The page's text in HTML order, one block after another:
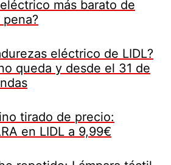
más barato de
pena?
eléctrico de LIDL?
queda y desde el 31 de
tirado de precio:
en LIDL a 9,99€